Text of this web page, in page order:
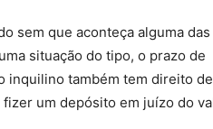
sem que aconteça alguma
situação do tipo, o prazo de
inquilino também tem direito
um depósito em juízo do